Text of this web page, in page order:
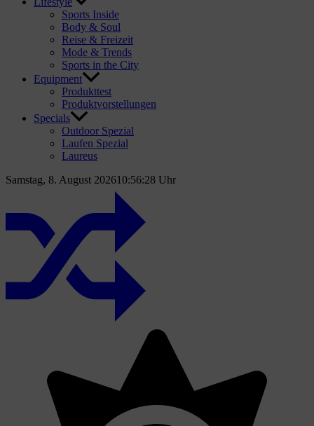
Sports Inside
Body & Soul
Reise & Freizeit
Mode & Trends
Sports in the City
Equipment
Produkttest
Produktvorstellungen
Specials
Outdoor Spezial
Laufen Spezial
Laureus
Samstag, 8. August 202610:56:29 Uhr